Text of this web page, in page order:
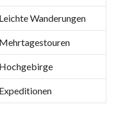
Leichte Wanderungen
Mehrtagestouren
Hochgebirge
Expeditionen